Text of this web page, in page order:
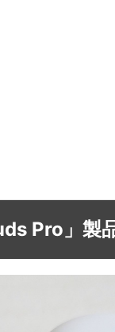
Pro」製